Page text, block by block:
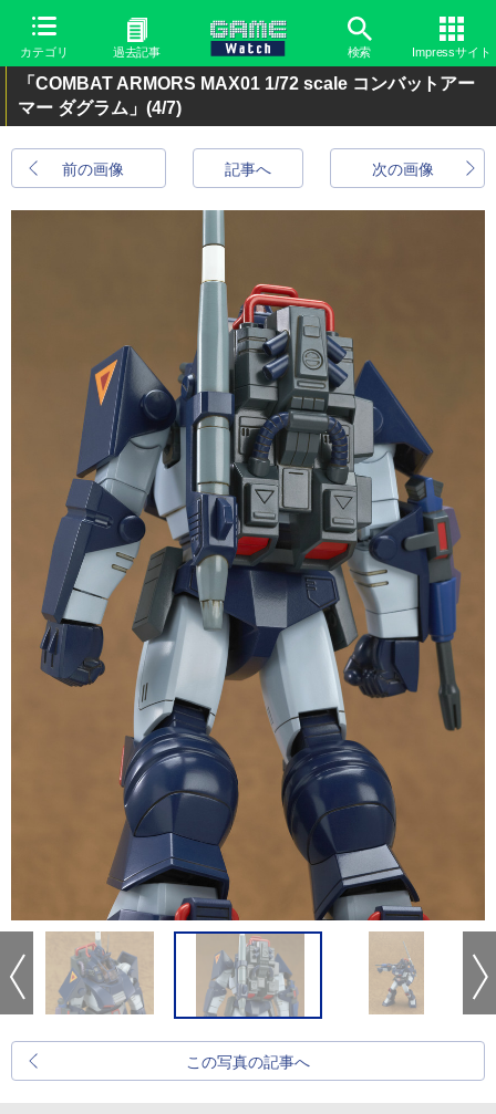
カテゴリ 過去記事 検索 Impressサイト
「COMBAT ARMORS MAX01 1/72 scale コンバットアー
マー ダグラム」 (4/7)
前の画像 次の画像
記事へ
この写真の記事へ